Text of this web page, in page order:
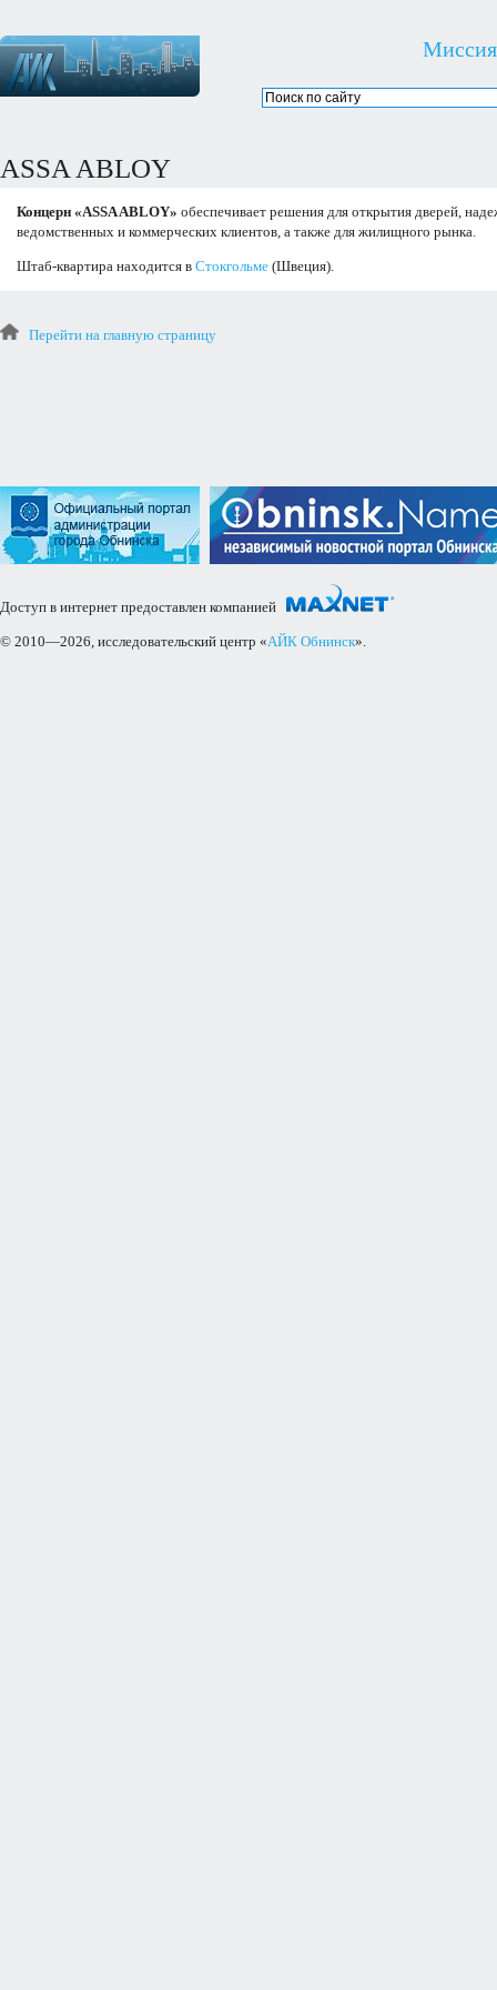
Миссия
ASSA ABLOY
Концерн «ASSA ABLOY» обеспечивает решения для открытия дверей,
ведомственных и коммерческих клиентов, а также для жилищного рынка.
Штаб-квартира находится в Стокгольме (Швеция).
Перейти на главную страницу
Доступ в интернет предоставлен компанией
© 2010—2026, исследовательский центр «АЙК Обнинск».